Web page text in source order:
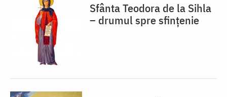
Sfânta Teodora de la Sihla
– drumul spre sfințenie